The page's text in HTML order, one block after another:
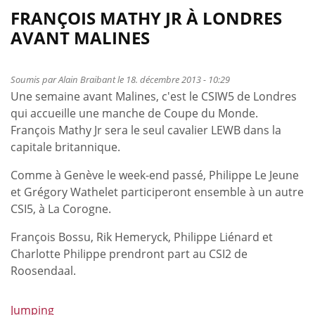
FRANÇOIS MATHY JR À LONDRES
AVANT MALINES
Soumis parAlain Braibantle 18. décembre 2013 - 10:29
Une semaine avant Malines, c'est le CSIW5 de Londres
qui accueille une manche de Coupe du Monde.
François Mathy Jr sera le seul cavalier LEWB dans la
capitale britannique.
Comme à Genève le week-end passé, Philippe Le Jeune
et Grégory Wathelet participeront ensemble à un autre
CSI5, à La Corogne.
François Bossu, Rik Hemeryck, Philippe Liénard et
Charlotte Philippe prendront part au CSI2 de
Roosendaal.
Jumping